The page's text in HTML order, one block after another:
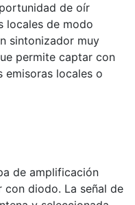
de oír
locales de modo
sintonizador muy
permite captar con
emisoras locales o
de amplificación
diodo. La señal de